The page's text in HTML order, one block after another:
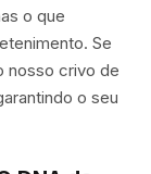
o que
Se
nosso crivo de
o seu